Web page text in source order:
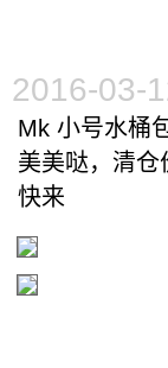
2016-03-
Mk 小号水桶
美美哒，清仓
快来